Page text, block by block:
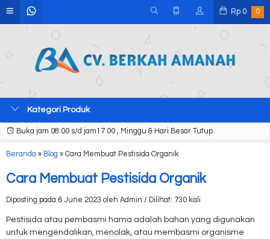
Rp 0 0
Kategori Produk
Buka jam 08.00 s/d jam17.00 , Minggu & Hari Besar Tutup
Beranda » Blog » Cara Membuat Pestisida Organik
Cara Membuat Pestisida Organik
Diposting pada 6 June 2023 oleh Admin / Dilihat: 730 kali
Pestisida atau pembasmi hama adalah bahan yang digunakan
untuk mengendalikan, menolak, atau membasmi organisme